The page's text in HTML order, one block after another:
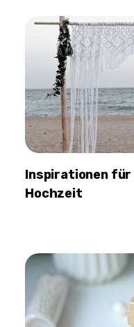
Inspirationen
Hochzeit